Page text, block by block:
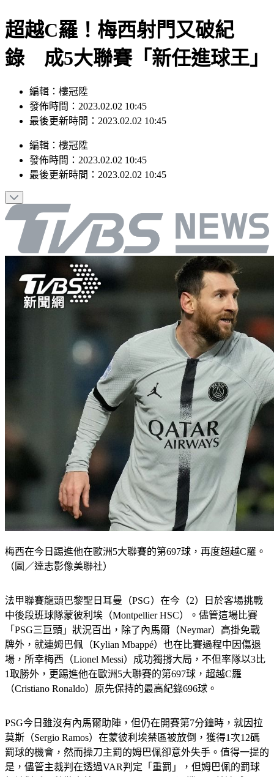
超越C羅！梅西射門又破紀
錄 成5大聯賽「新任進球王」
發佈時間：2023.02.02 10:45
最後更新時間：2023.02.02 10:45
發佈時間：2023.02.02 10:45
最後更新時間：2023.02.02 10:45
（圖／達志影像美聯社）
中後段班球隊蒙彼利埃（Montpellier HSC）。儘管這場比賽
「PSG三巨頭」狀況百出，除了內馬爾（Neymar）高掛免戰
牌外，就連姆巴佩（Kylian Mbappé）也在比賽過程中因傷退
場，所幸梅西（Lionel Messi）成功獨撐大局，不但率隊以3比
1取勝外，更踢進他在歐洲5大聯賽的第697球，超越C羅
（Cristiano Ronaldo）原先保持的最高紀錄696球。
莫斯（Sergio Ramos）在蒙彼利埃禁區被放倒，獲得1次12碼
罰球的機會，然而操刀主罰的姆巴佩卻意外失手。值得一提的
是，儘管主裁判在透過VAR判定「重罰」，但姆巴佩的罰球
仍被對手門將勒肯特（Benjamin Lecomte）擋下，就連球回彈